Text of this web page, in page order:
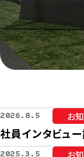
パートナー企業募
お知らせ
2026.8.5 お
社員インタビュ
2025.3.5 お